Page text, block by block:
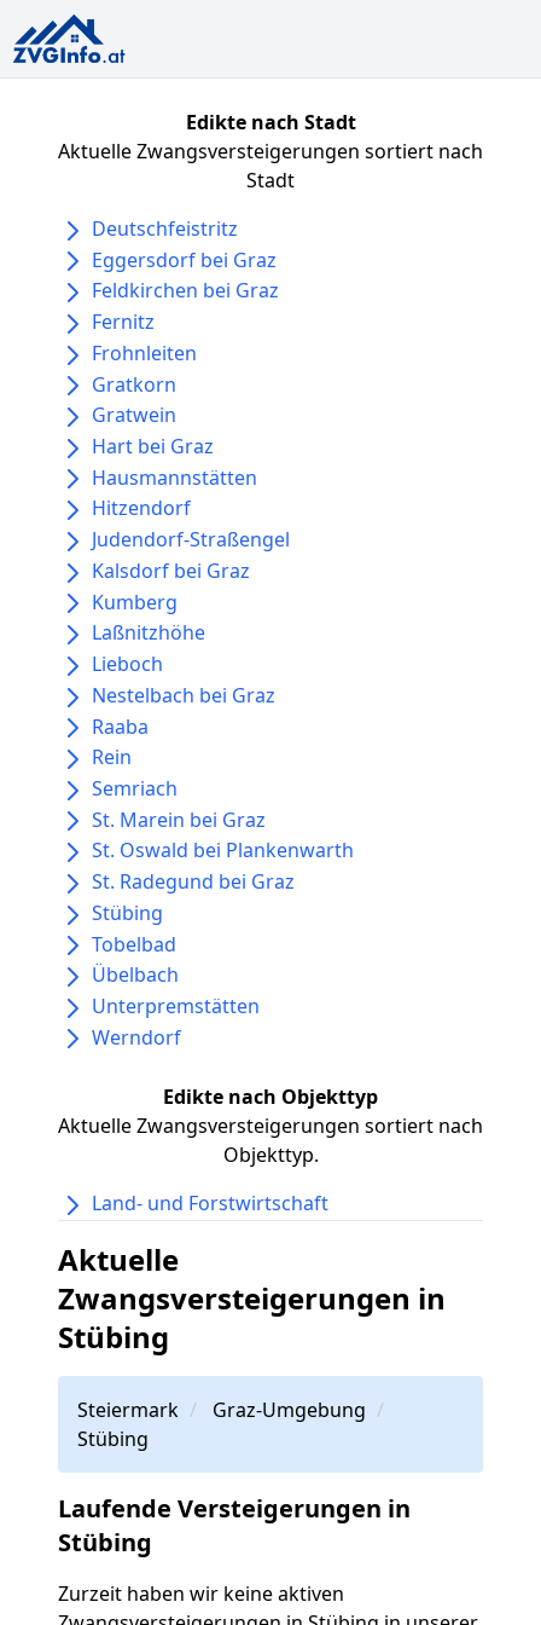
Edikte nach Stadt
Aktuelle Zwangsversteigerungen sortiert nach
Stadt
Deutschfeistritz
Eggersdorf bei Graz
Feldkirchen bei Graz
Fernitz
Frohnleiten
Gratkorn
Gratwein
Hart bei Graz
Hausmannstätten
Hitzendorf
Judendorf-Straßengel
Kalsdorf bei Graz
Kumberg
Laßnitzhöhe
Lieboch
Nestelbach bei Graz
Raaba
Rein
Semriach
St. Marein bei Graz
St. Oswald bei Plankenwarth
St. Radegund bei Graz
Stübing
Tobelbad
Übelbach
Unterpremstätten
Werndorf
Edikte nach Objekttyp
Aktuelle Zwangsversteigerungen sortiert nach
Objekttyp.
Land- und Forstwirtschaft
Aktuelle
Zwangsversteigerungen in
Stübing
Steiermark
Graz-Umgebung
Stübing
Laufende Versteigerungen in
Stübing
Zurzeit haben wir keine aktiven